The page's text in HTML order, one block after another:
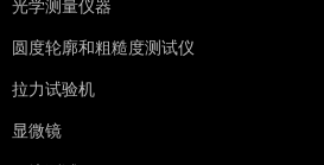
光学测量仪器
圆度轮廓和粗糙度测试仪
拉力试验机
显微镜